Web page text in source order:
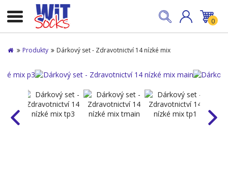
0
Produkty Dárkový set - Zdravotnictví 14 nízké mix